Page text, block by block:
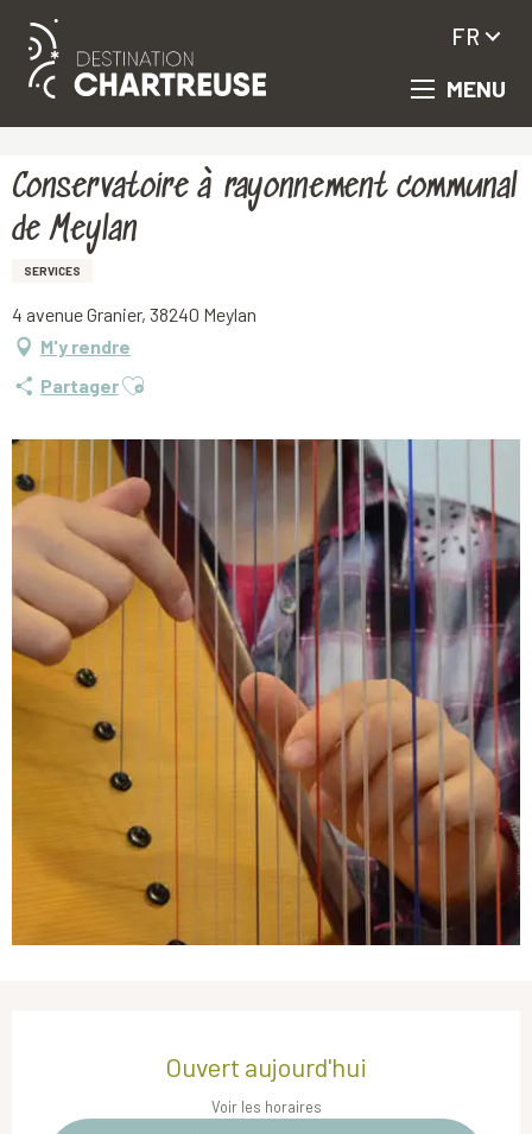
Aller
principal
MENU
FR
Conservatoire à rayonnement communal
de Meylan
SERVICES
4 avenue Granier, 38240 Meylan
M'y rendre
PartagerAjouter aux favoris
Ouvert aujourd'hui
Voir les horaires